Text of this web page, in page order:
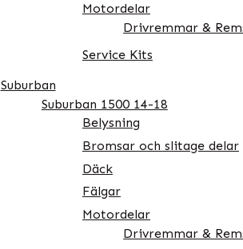
Motordelar
Drivremmar &
Service Kits
Suburban
Suburban 1500 14-18
Belysning
Bromsar och slitage delar
Däck
Fälgar
Motordelar
Drivremmar &